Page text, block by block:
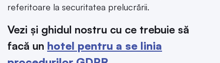
referitoare la securitatea prelucrării.
Vezi și ghidul nostru cu ce trebuie să
facă un hotel pentru a se linia